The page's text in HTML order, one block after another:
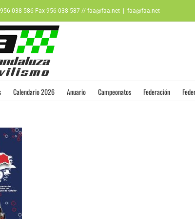
038 586 Fax 956 038 587 // faa@faa.net faa@faa.net
Calendario 2026 Anuario Campeonatos Federación